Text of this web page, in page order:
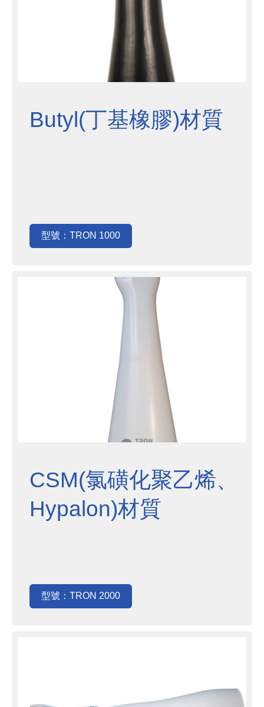
Butyl(丁基橡膠)材質
型號：TRON 1000
CSM(氯磺化聚乙烯、
Hypalon)材質
型號：TRON 2000